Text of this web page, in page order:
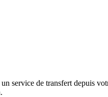
service de transfert depuis